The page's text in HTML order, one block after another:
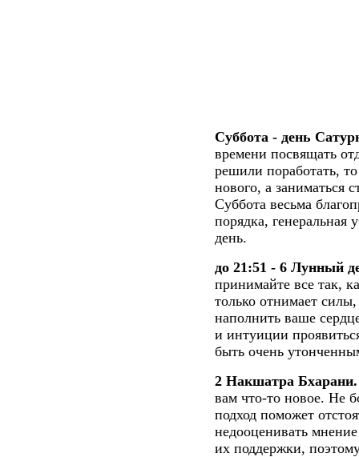
Суббота - день
времени посвящать
решили поработать,
нового, а заниматься
Суббота весьма
порядка, генеральная
день.
до 21:51 - 6 Лунный
принимайте все так,
только отнимает
наполнить ваше
и интуиции
быть очень
2 Накшатра Бхарани.
вам что-то новое. Не
подход поможет
недооценивать
их поддержки,